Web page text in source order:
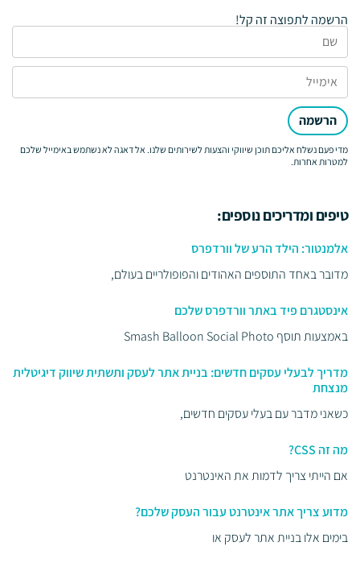
הרשמה לתפוצה זה קל!
הרשמה
מדי פעם נשלח אליכם תוכן שיווקי והצעות לשירותים שלנו. אל דאגה לא נשתמש באימייל שלכם
למטרות אחרות.
טיפים ומדריכים נוספים:
אלמנטור: הילד הרע של וורדפרס
מדובר באחד התוספים האהודים והפופולריים בעולם,
אינסטגרם פיד באתר וורדפרס שלכם
באמצעות תוסף Smash Balloon Social Photo
מדריך לבעלי עסקים חדשים: בניית אתר לעסק ותשתית שיווק דיגיטלית
מנצחת
כשאני מדבר עם בעלי עסקים חדשים,
מה זה CSS?
אם הייתי צריך לדמות את האינטרנט
מדוע צריך אתר אינטרנט עבור העסק שלכם?
בימים אלו בניית אתר לעסק או